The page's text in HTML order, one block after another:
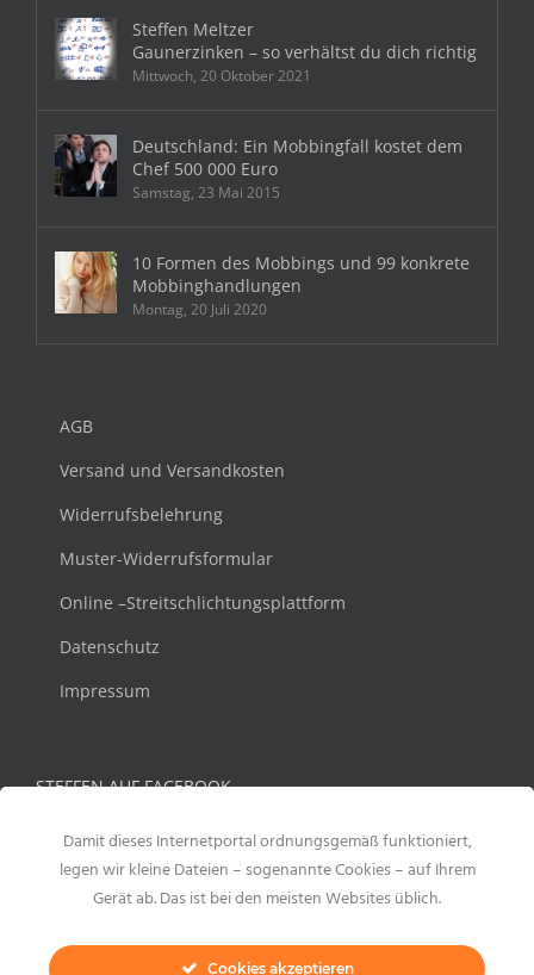
Steffen Meltzer
Gaunerzinken – so verhältst du dich richtig
Mittwoch, 20 Oktober 2021
Deutschland: Ein Mobbingfall kostet dem
Chef 500 000 Euro
Samstag, 23 Mai 2015
10 Formen des Mobbings und 99 konkrete
Mobbinghandlungen
Montag, 20 Juli 2020
AGB
Versand und Versandkosten
Widerrufsbelehrung
Muster-Widerrufsformular
Online –Streitschlichtungsplattform
Datenschutz
Impressum
STEFFEN AUF FACEBOOK
Damit dieses Internetportal ordnungsgemäß funktioniert,
legen wir kleine Dateien – sogenannte Cookies – auf Ihrem
Gerät ab. Das ist bei den meisten Websites üblich.
Cookies akzeptieren